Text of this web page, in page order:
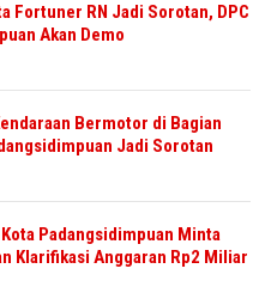
Fortuner RN Jadi Sorotan, DPC
Akan Demo
Bermotor di Bagian
Jadi Sorotan
Padangsidimpuan Minta
Klarifikasi Anggaran Rp2 Miliar